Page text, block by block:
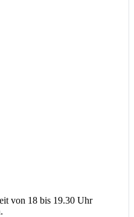
von 18 bis 19.30 Uhr